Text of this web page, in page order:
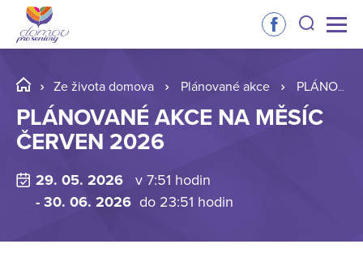
Ze života domova Plánované akce PLÁNOVANÉ AKCE NA MĚSÍC ČERVEN 2026
PLÁNOVANÉ AKCE NA MĚSÍC
ČERVEN 2026
29. 05. 2026
v 7:51 hodin
- 30. 06. 2026 do 23:51 hodin